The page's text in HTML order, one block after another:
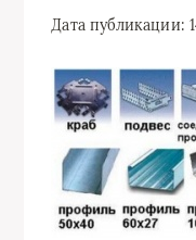
Дата публикации: